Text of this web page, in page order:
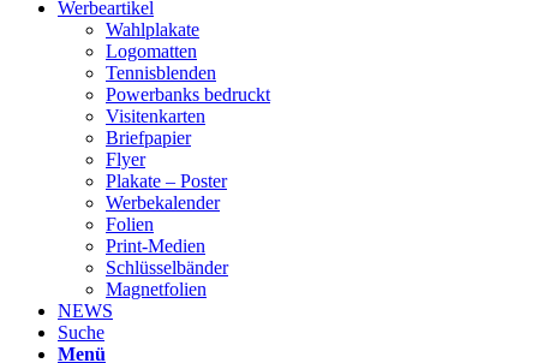
Werbeartikel
Wahlplakate
Logomatten
Tennisblenden
Powerbanks bedruckt
Visitenkarten
Briefpapier
Flyer
Plakate – Poster
Werbekalender
Folien
Print-Medien
Schlüsselbänder
Magnetfolien
NEWS
Suche
Menü